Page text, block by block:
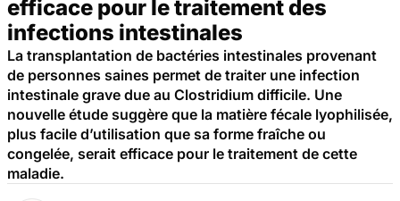
efficace pour le traitement des
infections intestinales
La transplantation de bactéries intestinales provenant
de personnes saines permet de traiter une infection
intestinale grave due au Clostridium difficile. Une
nouvelle étude suggère que la matière fécale lyophilisée,
plus facile d’utilisation que sa forme fraîche ou
congelée, serait efficace pour le traitement de cette
maladie.